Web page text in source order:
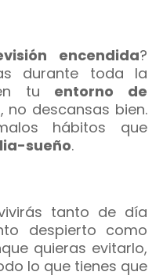
encendida?
durante toda la
tu entorno de
no descansas bien.
hábitos que
sueño.
tanto de día
despierto como
quieras evitarlo,
lo que tienes que